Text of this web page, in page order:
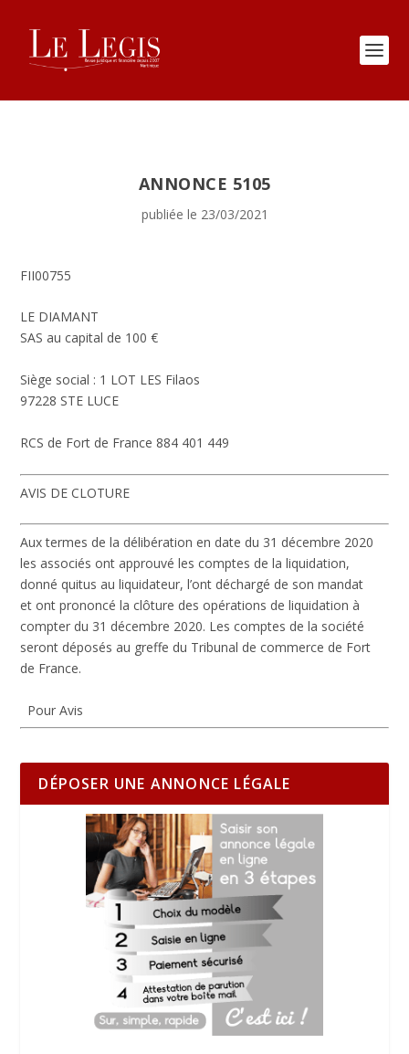
ANNONCE 5105
publiée le 23/03/2021
FII00755
LE DIAMANT
SAS au capital de 100 €
Siège social : 1 LOT LES Filaos
97228 STE LUCE
RCS de Fort de France 884 401 449
AVIS DE CLOTURE
Aux termes de la délibération en date du 31 décembre 2020
les associés ont approuvé les comptes de la liquidation,
donné quitus au liquidateur, l’ont déchargé de son mandat
et ont prononcé la clôture des opérations de liquidation à
compter du 31 décembre 2020. Les comptes de la société
seront déposés au greffe du Tribunal de commerce de Fort
de France.
Pour Avis
DÉPOSER UNE ANNONCE LÉGALE